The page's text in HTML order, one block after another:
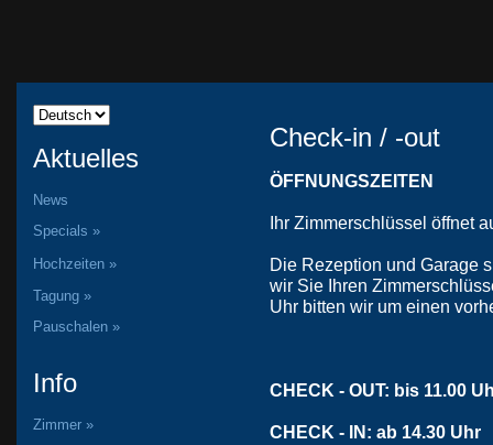
Aktuelles
News
Specials »
Hochzeiten »
Tagung »
Pauschalen »
Info
Zimmer »
Check-in / -out
ÖFFNUNGSZEITEN
Ihr Zimmerschlüssel öffnet
Die Rezeption und Garage
wir Sie Ihren
Uhr bitten wir um einen
CHECK - OUT: bis 11.00
CHECK - IN: ab 14.30 Uhr